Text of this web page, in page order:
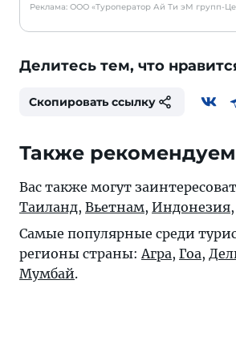
Реклама: ООО «Туроператор Ай Ти эМ групп-
Делитесь тем, что
Скопировать ссылку
Также рекомендуем
Вас также могут
Таиланд, Вьетнам, Индонезия,
Самые популярные среди
регионы страны: Агра, Гоа,
Мумбай.